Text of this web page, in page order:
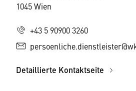
1045 Wien
+43 5 90900 3260
Detaillierte Kontaktseite